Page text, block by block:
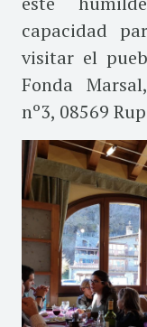
capacidad
visitar el
Fonda
nº3, 08569